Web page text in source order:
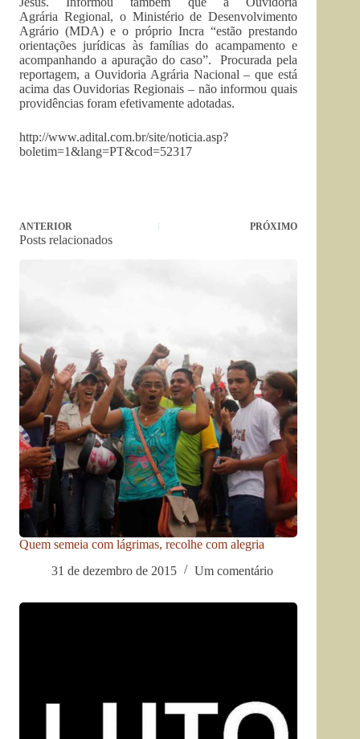
Agrária Regional, o Ministério de Desenvolvimento
Agrário (MDA) e o próprio Incra “estão prestando
orientações jurídicas às famílias do acampamento e
acompanhando a apuração do caso”. Procurada pela
reportagem, a Ouvidoria Agrária Nacional – que está
acima das Ouvidorias Regionais – não informou quais
providências foram efetivamente adotadas.
http://www.adital.com.br/site/noticia.asp?
boletim=1&lang=PT&cod=52317
ANTERIOR PRÓXIMO
Posts relacionados
Quem semeia com lágrimas, recolhe com alegria
31 de dezembro de 2015
Um comentário